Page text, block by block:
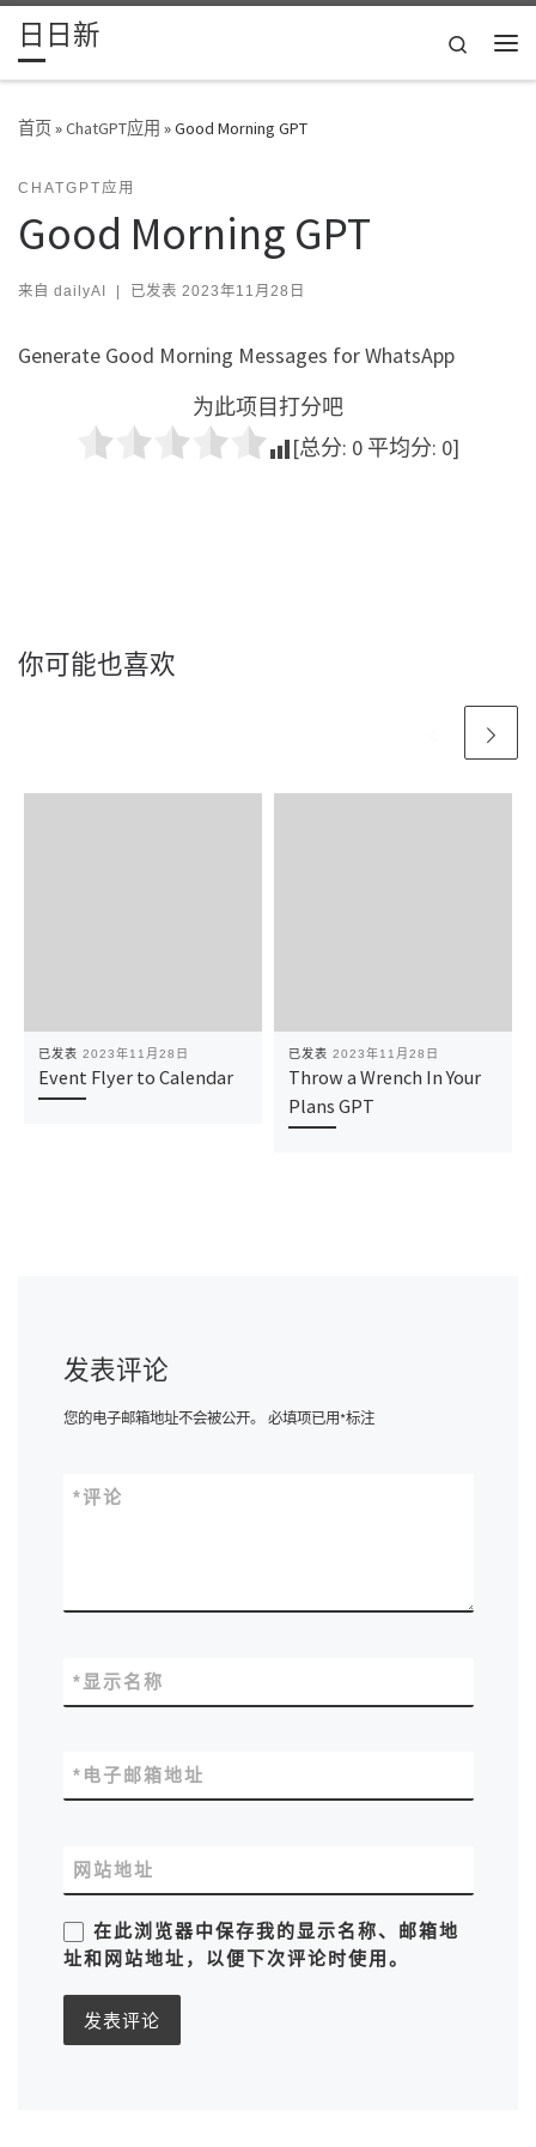
Skip to content
日日新
Search
首页»ChatGPT应用 »Good Morning GPT
CHATGPT应用
Good Morning GPT
来自 dailyAI | 已发表 2023年11月28日
Generate Good Morning Messages for WhatsApp
为此项目打分吧
[总分: 0 平均分: 0]
你可能也喜欢
已发表 2023年11月28日
Event Flyer to Calendar
已发表 2023年11月28日
Throw a Wrench In Your
Plans GPT
发表评论
您的电子邮箱地址不会被公开。 必填项已用*标注
评论
*
显示名称
*
电子邮箱地址
*
网站地址
在此浏览器中保存我的显示名称、邮箱地
址和网站地址，以便下次评论时使用。